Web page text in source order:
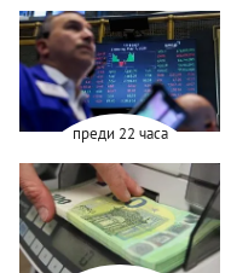
преди 22 часа